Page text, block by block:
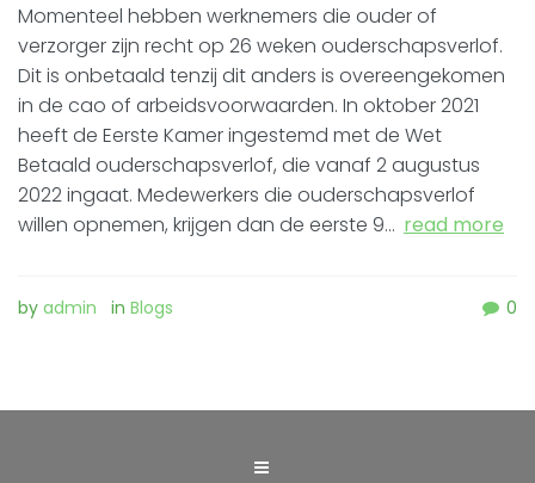
Momenteel hebben werknemers die ouder of
verzorger zijn recht op 26 weken ouderschapsverlof.
Dit is onbetaald tenzij dit anders is overeengekomen
in de cao of arbeidsvoorwaarden. In oktober 2021
heeft de Eerste Kamer ingestemd met de Wet
Betaald ouderschapsverlof, die vanaf 2 augustus
2022 ingaat. Medewerkers die ouderschapsverlof
willen opnemen, krijgen dan de eerste 9… read more
by admin in Blogs 0